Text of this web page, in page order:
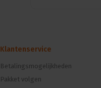
Klantenservice
Betalingsmogelijkheden
Pakket volgen